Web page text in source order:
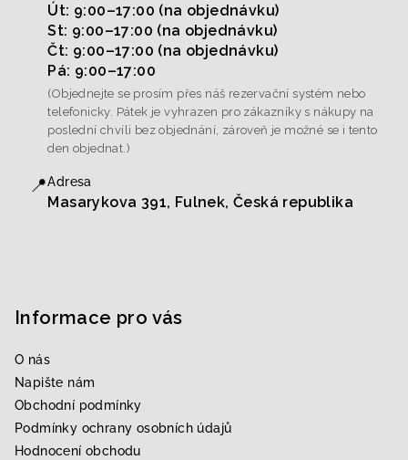
Út: 9:00–17:00 (na objednávku)
St: 9:00–17:00 (na objednávku)
Čt: 9:00–17:00 (na objednávku)
Pá: 9:00–17:00
(Objednejte se prosím přes náš rezervační systém nebo
telefonicky. Pátek je vyhrazen pro zákazníky s nákupy na
poslední chvíli bez objednání, zároveň je možné se i tento
den objednat.)
📍Adresa
Masarykova 391, Fulnek, Česká republika
Informace pro vás
O nás
Napište nám
Obchodní podmínky
Podmínky ochrany osobních údajů
Hodnocení obchodu